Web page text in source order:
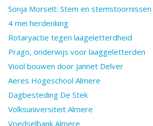
Sonja Morselt: Stem en stemstoornissen
4 mei herdenking
Rotaryactie tegen laageletterdheid
Prago, onderwijs voor laaggeletterden
Viool bouwen door Jannet Delver
Aeres Hogeschool Almere
Dagbesteding De Stek
Volksuniversiteit Almere
Voedselbank Almere